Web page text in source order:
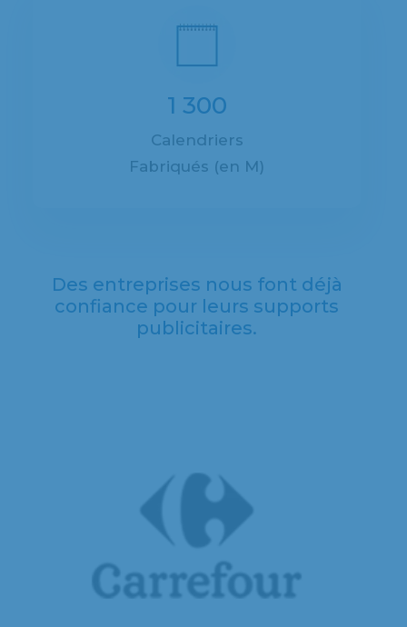
1 300
Calendriers
Fabriqués (en M)
Des entreprises nous font déjà
confiance pour leurs supports
publicitaires.